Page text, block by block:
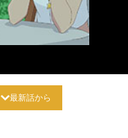
最新話から